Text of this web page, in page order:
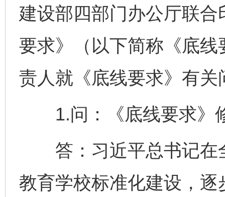
建设部四部门办公厅联
要求》（以下简称《底
责人就《底线要求》有
1.问：《底线要求》
答：习近平总书记在
教育学校标准化建设，